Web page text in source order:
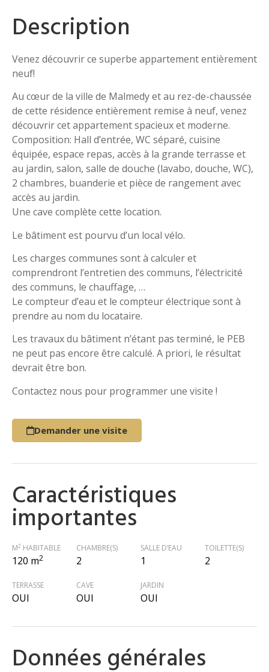
Description
Venez découvrir ce superbe appartement entièrement
neuf!
Au cœur de la ville de Malmedy et au rez-de-chaussée
de cette résidence entièrement remise à neuf, venez
découvrir cet appartement spacieux et moderne.
Composition: Hall d’entrée, WC séparé, cuisine
équipée, espace repas, accès à la grande terrasse et
au jardin, salon, salle de douche (lavabo, douche, WC),
2 chambres, buanderie et pièce de rangement avec
accès au jardin.
Une cave complète cette location.
Le bâtiment est pourvu d’un local vélo.
Les charges communes sont à calculer et
comprendront l’entretien des communs, l’électricité
des communs, le chauffage, …
Le compteur d’eau et le compteur électrique sont à
prendre au nom du locataire.
Les travaux du bâtiment n’étant pas terminé, le PEB
ne peut pas encore être calculé. A priori, le résultat
devrait être bon.
Contactez nous pour programmer une visite !
Demander une visite
Caractéristiques
importantes
M2 HABITABLE
120 m2
CHAMBRE(S)
2
SALLE D’EAU
1
TOILETTE(S)
2
TERRASSE
OUI
CAVE
OUI
JARDIN
OUI
Données générales